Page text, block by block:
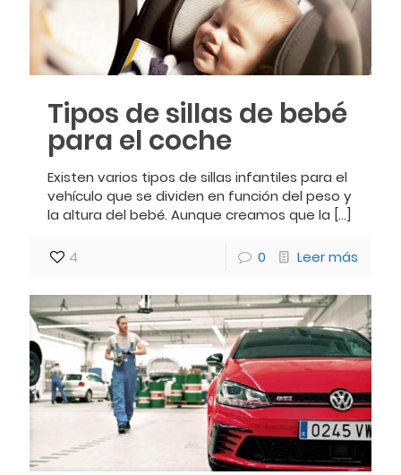
Tipos de sillas de bebé
para el coche
Existen varios tipos de sillas infantiles para el
vehículo que se dividen en función del peso y
la altura del bebé. Aunque creamos que la […]
4 0 Leer más